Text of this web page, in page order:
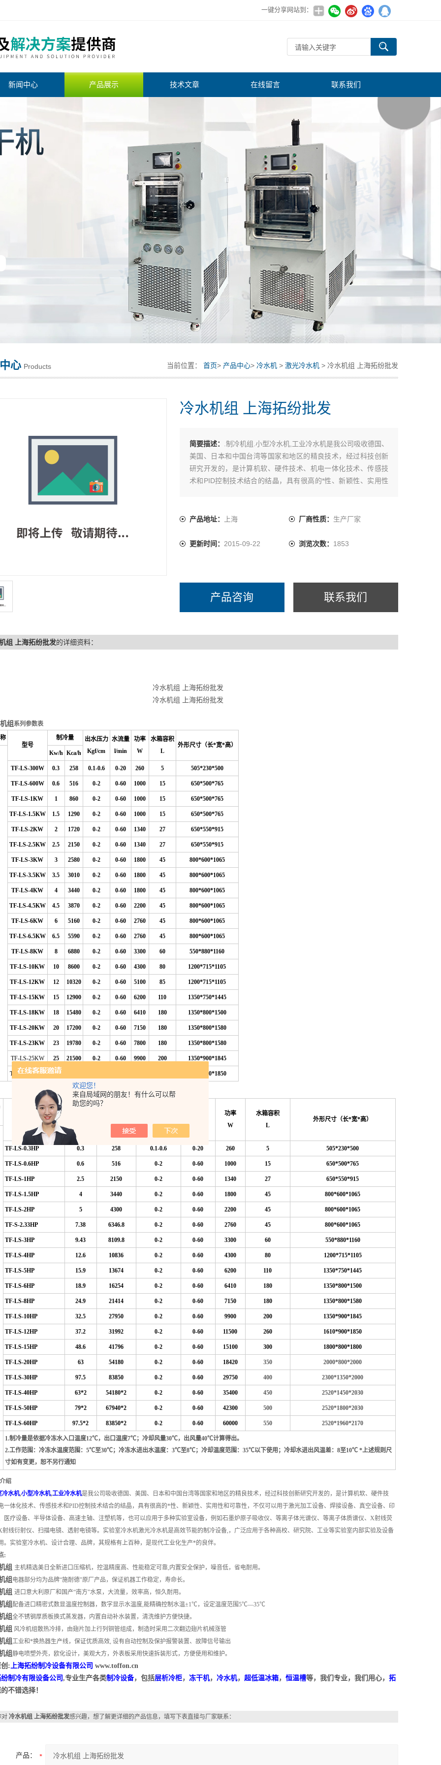
欢迎您！
来自局域网的朋友！有什么可以帮
助您的吗？
一键分享网站到：
新闻中心 产品展示 技术文章 在线留言 联系我们
心 Products 当前位置： 首页> 产品中心> 冷水机 > 激光冷水机 > 冷水机组 上海拓纷批发
冷水机组 上海拓纷批发
简要描述：
.制冷机组.小型冷水机,工业冷水机是我公司吸收德国、
美国、日本和中国台湾等国家和地区的精良技术，经过科技创新
研究开发的，是计算机软、硬件技术、机电一体化技术、传感技
术和PID控制技术结合的结晶，具有很高的*性、新颖性、实用性
产品地址： 上海 厂商性质： 生产厂家
更新时间： 2015-09-22 浏览次数： 1853
产品咨询 联系我们
组 上海拓纷批发的详细资料：
冷水机组 上海拓纷批发
冷水机组 上海拓纷批发
组 系列参数表
型号
制冷量
出水压力
Kgf/cm
水流量
l/min
功率
W
水箱容积
L
外形尺寸（长*宽*高）
Kw/h Kca/h
TF-LS-300W 0.3 258 0.1-0.6 0-20 260 5 505*230*500
TF-LS-600W 0.6 516 0-2 0-60 1000 15 650*500*765
TF-LS-1KW 1 860 0-2 0-60 1000 15 650*500*765
TF-LS-1.5KW 1.5 1290 0-2 0-60 1000 15 650*500*765
TF-LS-2KW 2 1720 0-2 0-60 1340 27 650*550*915
TF-LS-2.5KW 2.5 2150 0-2 0-60 1340 27 650*550*915
TF-LS-3KW 3 2580 0-2 0-60 1800 45 800*600*1065
TF-LS-3.5KW 3.5 3010 0-2 0-60 1800 45 800*600*1065
TF-LS-4KW 4 3440 0-2 0-60 1800 45 800*600*1065
TF-LS-4.5KW 4.5 3870 0-2 0-60 2200 45 800*600*1065
TF-LS-6KW 6 5160 0-2 0-60 2760 45 800*600*1065
TF-LS-6.5KW 6.5 5590 0-2 0-60 2760 45 800*600*1065
TF-LS-8KW 8 6880 0-2 0-60 3300 60 550*880*1160
TF-LS-10KW 10 8600 0-2 0-60 4300 80 1200*715*1105
TF-LS-12KW 12 10320 0-2 0-60 5100 85 1200*715*1105
TF-LS-15KW 15 12900 0-2 0-60 6200 110 1350*750*1445
TF-LS-18KW 18 15480 0-2 0-60 6410 180 1350*800*1500
TF-LS-20KW 20 17200 0-2 0-60 7150 180 1350*800*1580
TF-LS-23KW 23 19780 0-2 0-60 7800 180 1350*800*1580
TF-LS-25KW 25 21500 0-2 0-60 9900 200 1350*900*1845
TF-LS-30KW 30 1610*900*1850
Kgf/cm
功率
W
水箱容积
L
外形尺寸（长*宽*高）
Kw/h Kca/h
TF-LS-0.3HP 0.3 258 0.1-0.6 0-20 260 5 505*230*500
TF-LS-0.6HP 0.6 516 0-2 0-60 1000 15 650*500*765
TF-LS-1HP 2.5 2150 0-2 0-60 1340 27 650*550*915
TF-LS-1.5HP 4 3440 0-2 0-60 1800 45 800*600*1065
TF-LS-2HP 5 4300 0-2 0-60 2200 45 800*600*1065
TF-S-2.33HP 7.38 6346.8 0-2 0-60 2760 45 800*600*1065
TF-LS-3HP 9.43 8109.8 0-2 0-60 3300 60 550*880*1160
TF-LS-4HP 12.6 10836 0-2 0-60 4300 80 1200*715*1105
TF-LS-5HP 15.9 13674 0-2 0-60 6200 110 1350*750*1445
TF-LS-6HP 18.9 16254 0-2 0-60 6410 180 1350*800*1500
TF-LS-8HP 24.9 21414 0-2 0-60 7150 180 1350*800*1580
TF-LS-10HP 32.5 27950 0-2 0-60 9900 200 1350*900*1845
TF-LS-12HP 37.2 31992 0-2 0-60 11500 260 1610*900*1850
TF-LS-15HP 48.6 41796 0-2 0-60 15100 300 1800*800*1800
TF-LS-20HP 63 54180 0-2 0-60 18420 350 2000*800*2000
TF-LS-30HP 97.5 83850 0-2 0-60 29750 400 2300*1350*2000
TF-LS-40HP 63*2 54180*2 0-2 0-60 35400 450 2520*1450*2030
TF-LS-50HP 79*2 67940*2 0-2 0-60 42300 500 2520*1800*2030
TF-LS-60HP 97.5*2 83850*2 0-2 0-60 60000 550 2520*1960*2170
1.制冷量是依据冷冻水入口温度12℃，出口温度7℃；冷却风量30℃，出风量40℃计算得出。
2.工作范围：冷冻水温度范围：5℃至30℃；冷冻水进出水温度：3℃至8℃；冷却温度范围：35℃以下使用；冷却水进出风温差：8至10℃ *上述规则尺
寸如有变更，恕不另行通知
绍
冷水机,小型冷水机,工业冷水机是我公司吸收德国、美国、日本和中国台湾等国家和地区的精良技术，经过科技创新研究开发的，是计算机软、硬件技
一体化技术、传感技术和PID控制技术结合的结晶，具有很高的*性、新颖性、实用性和可靠性，不仅可以用于激光加工设备、焊接设备、真空设备、印
医疗设备、半导体设备、高速主轴、注塑机等，也可以应用于多种实验室设备，例如石墨炉原子吸收仪、等离子体光谱仪、等离子体质谱仪、X射线荧
射线衍射仪、扫描电镜、透射电镜等。 实验室冷水机激光冷水机是高效节能的制冷设备,，广泛应用于各种高校、研究院、工业等实验室内部实验及设备
。 实验室冷水机、设计合理、品牌，其规格有上百种，是现代工业化生产*的良伴。
:
组 主机精选美日全新进口压缩机，控温精度高、性能稳定可靠,内置安全保护，噪音低，省电耐用。
组 电器部分均为品牌“施耐德"原厂产品，保证机器工作稳定，寿命长。
组 进口意大利原厂和国产“南方"水泵，大流量，效率高，恒久耐用。
组 配备进口精密式数显温度控制器，数字显示水温度,能精确控制水温±1℃，设定温度范围5℃—35℃
组全不锈钢厚质板换式蒸发器，内置自动补水装置，清洗维护方便快捷。
组 风冷机组散热冷排，由翅片加上行列铜管组成，制造时采用二次翻边翅片机械涨管
组工业和*换热器生产线，保证优质高效, 设有自动控制及保护报警装置、故障信号输出
组静电喷塑外壳，欧化设计，美观大方，外表板采用快速拆装形式，方便使用和维护。
:上海拓纷制冷设备有限公司 www.toffon.cn
制冷有限设备公司 ,专业生产各类制冷设备，包括层析冷柜， 冻干机， 冷水机， 超低温冰箱， 恒温槽等，我们专业，我们用心， 拓
不错选择！
冷水机组 上海拓纷批发感兴趣，想了解更详细的产品信息，填写下表直接与厂家联系：
产品：